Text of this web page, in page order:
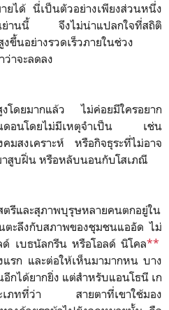
ยได้ นี่เป็นตัวอย่างเพียงส่วนหนึ่ง
นย่านนี้ จึงไม่น่าแปลกใจที่สถิติ
ขึ้นอย่างรวดเร็วภายในช่วง
าจะลดลง
โดยมากแล้ว ไม่ค่อยมีใครอยาก
นดอนโดยไม่มีเหตุจำเป็น เช่น
สงเคราะห์ หรือกิจธุระที่ไม่อาจ
าสูบฝิ่น หรือหลับนอนกับโสเภณี
รีและสุภาพบุรุษหลายคนตกอยู่ใน
ะลึงกับสภาพของชุมชนแออัด ไม่
เบธนัลกรีน หรือโอลด์ นิโคล**
แรก และต่อให้เห็นมามากหน บาง
กได้ยากยิ่ง แต่สำหรับแอนโธนี เก
ะเภทที่ว่า สายตาที่เขาใช้มอง